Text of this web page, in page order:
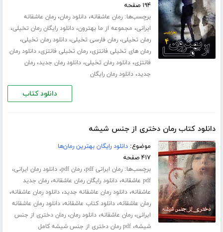
۱۹۴ صفحه
برچسب‌ها:رمان عاشقانه،دانلود رمان،رمان عاشقانه
ایرانی، مجموعه از ما بهترون،دانلود رایگان رمان تخیلی،
رمان تخیلی،رمان فارسی تخیلی،دانلود رمان تخیلی،
رمان های تخیلی فانتزی،رمان تخیلی فانتزی،دانلود رمان
فانتزی،دانلود رمان تخیلی،دانلود رمان جدید،رمان
جدید،دانلود رمان رایگان
دانلود کتاب
دانلود کتاب رمان دختری از جنس شیشه
موضوع:دانلود رایگان بهترین رمان‌ها
۴۱۷ صفحه
برچسب‌ها:رمان ایرانی pdf ،رمان pdf ،دانلود رمان ایرانی،
pdf عاشقانه ،دانلود رایگان رمان عاشقانه،رمان جدید
عاشقانه،دانلود رمان عاشقانه جدید،دانلود رمان عاشقانه،
رمان عاشقانه،دانلود کتاب عاشقانه،دانلود رمان عاشقانه
ایرانی،رمان عاشقانه،دانلود رمان،رمان دختری از جنس
شیشه،pdf رمان دختری از جنس شیشه کامل